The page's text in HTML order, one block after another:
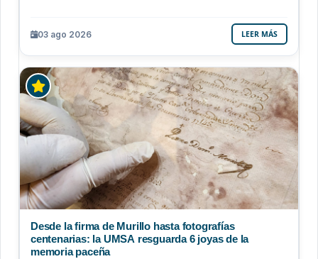
03 ago 2026 LEER MÁS
Desde la firma de Murillo hasta fotografías
centenarias: la UMSA resguarda 6 joyas de la
memoria paceña